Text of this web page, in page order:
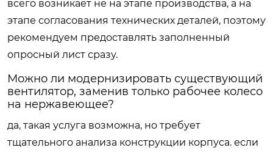
всего возникает не на этапе производства, а на
этапе согласования технических деталей, поэтому
рекомендуем предоставлять заполненный
опросный лист сразу.
Можно ли модернизировать существующий
вентилятор, заменив только рабочее колесо
на нержавеющее?
да, такая услуга возможна, но требует
тщательного анализа конструкции корпуса. если